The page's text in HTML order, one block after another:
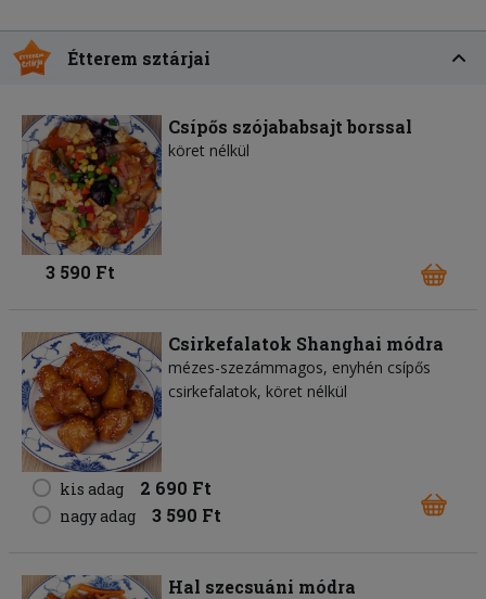
Étterem sztárjai
Csípős szójababsajt borssal
köret nélkül
3 590 Ft
Csirkefalatok Shanghai módra
mézes-szezámmagos, enyhén csípős
csirkefalatok, köret nélkül
kis adag 2 690 Ft
nagy adag 3 590 Ft
Hal szecsuáni módra